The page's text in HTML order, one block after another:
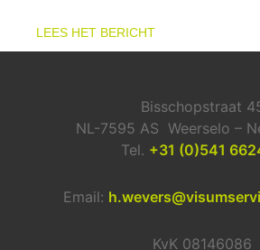
LEES HET BERICHT
Bisschopstraat
NL-7595 AS Weerselo –
Tel. +31 (0)541
Email:
KvK 08146086